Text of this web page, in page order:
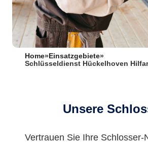
Home» Einsatzgebiete»
Schlüsseldienst Hückelhoven
Unsere
Vertrauen Sie Ihre Schlosser-